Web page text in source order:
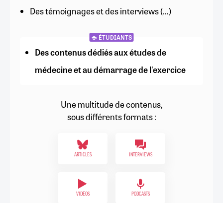
Des témoignages et des interviews (…)
ÉTUDIANTS
Des contenus dédiés aux études de
médecine et au démarrage de l'exercice
Une multitude de contenus,
sous différents formats :
ARTICLES INTERVIEWS
VIDÉOS PODCASTS